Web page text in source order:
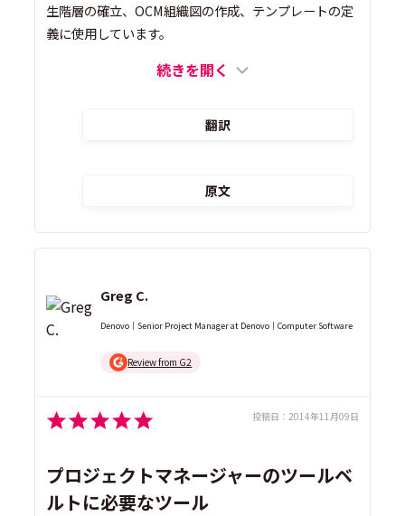
生階層の確立、OCM組織図の作成、テンプレートの定
義に使用しています。
続きを開く
翻訳
原文
Greg C.
Denovo｜Senior Project Manager at Denovo｜Computer Software
Review from G2
投稿日： 2014年11月09日
プロジェクトマネージャーのツールベ
ルトに必要なツール